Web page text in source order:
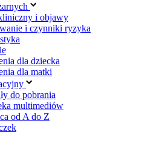
i objawy
i czynniki ryzyka
dla dziecka
dla matki
do pobrania
multimediów
od A do Z